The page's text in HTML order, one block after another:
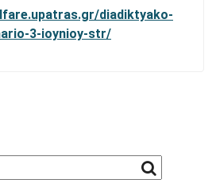
diadiktyako-
3-ioynioy-str/